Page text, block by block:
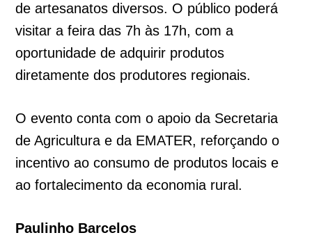
de artesanatos diversos. O público poderá
visitar a feira das 7h às 17h, com a
oportunidade de adquirir produtos
diretamente dos produtores regionais.
O evento conta com o apoio da Secretaria
de Agricultura e da EMATER, reforçando o
incentivo ao consumo de produtos locais e
ao fortalecimento da economia rural.
Paulinho Barcelos